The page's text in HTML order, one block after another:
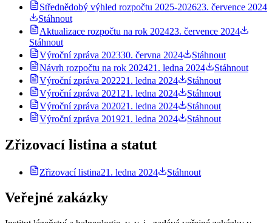
Střednědobý výhled rozpočtu 2025-202623. července 2024
Stáhnout
Aktualizace rozpočtu na rok 202423. července 2024
Stáhnout
Výroční zpráva 202330. června 2024
Stáhnout
Návrh rozpočtu na rok 202421. ledna 2024
Stáhnout
Výroční zpráva 202221. ledna 2024
Stáhnout
Výroční zpráva 2021 21. ledna 2024
Stáhnout
Výroční zpráva 202021. ledna 2024
Stáhnout
Výroční zpráva 201921. ledna 2024 Stáhnout
Zřizovací listina a statut
Zřizovací listina21. ledna 2024 Stáhnout
Veřejné zakázky